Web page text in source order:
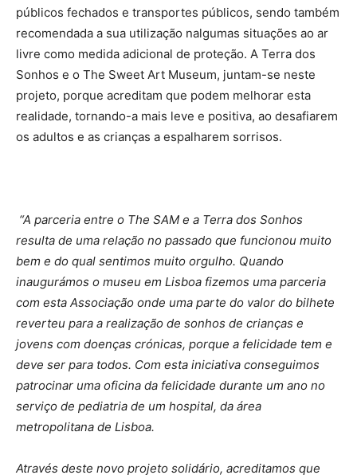
públicos fechados e transportes públicos, sendo também
recomendada a sua utilização nalgumas situações ao ar
livre como medida adicional de proteção. A Terra dos
Sonhos e o The Sweet Art Museum, juntam-se neste
projeto, porque acreditam que podem melhorar esta
realidade, tornando-a mais leve e positiva, ao desafiarem
os adultos e as crianças a espalharem sorrisos.
“A parceria entre o The SAM e a Terra dos Sonhos
resulta de uma relação no passado que funcionou muito
bem e do qual sentimos muito orgulho. Quando
inaugurámos o museu em Lisboa fizemos uma parceria
com esta Associação onde uma parte do valor do bilhete
reverteu para a realização de sonhos de crianças e
jovens com doenças crónicas, porque a felicidade tem e
deve ser para todos. Com esta iniciativa conseguimos
patrocinar uma oficina da felicidade durante um ano no
serviço de pediatria de um hospital, da área
metropolitana de Lisboa.
Através deste novo projeto solidário, acreditamos que